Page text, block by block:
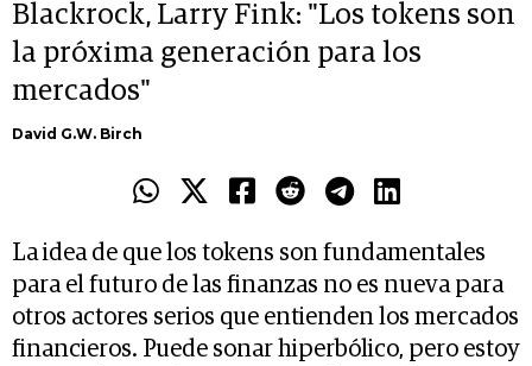
Blackrock, Larry Fink: "Los tokens son
la próxima generación para los
mercados"
David G.W. Birch
La idea de que los tokens son fundamentales
para el futuro de las finanzas no es nueva para
otros actores serios que entienden los mercados
financieros. Puede sonar hiperbólico, pero estoy